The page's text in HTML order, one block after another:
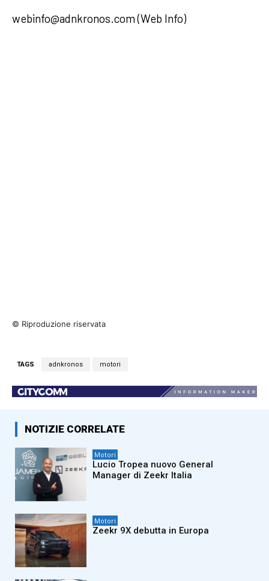
webinfo@adnkronos.com (Web Info)
© Riproduzione riservata
TAGS adnkronos motori
NOTIZIE CORRELATE
Motori
Lucio Tropea nuovo General
Manager di Zeekr Italia
Motori
Zeekr 9X debutta in Europa